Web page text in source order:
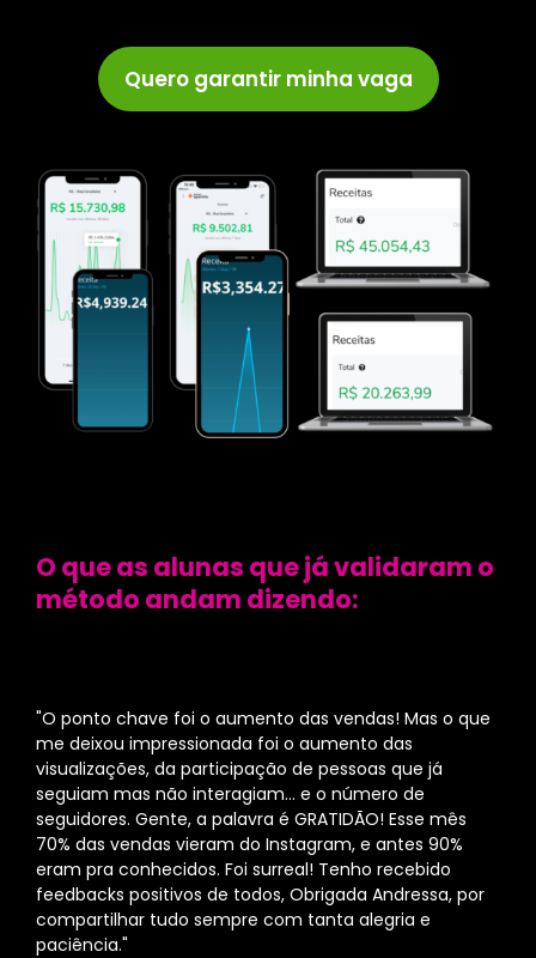
Quero garantir minha vaga
O que as alunas que já validaram o
método andam dizendo:
"O ponto chave foi o aumento das vendas! Mas o que
me deixou impressionada foi o aumento das
visualizações, da participação de pessoas que já
seguiam mas não interagiam... e o número de
seguidores. Gente, a palavra é GRATIDÃO! Esse mês
70% das vendas vieram do Instagram, e antes 90%
eram pra conhecidos. Foi surreal! Tenho recebido
feedbacks positivos de todos, Obrigada Andressa, por
compartilhar tudo sempre com tanta alegria e
paciência."